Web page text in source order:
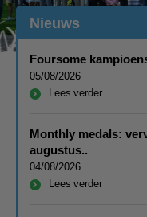
Nieuws
Foursome
05/08/2026
Lees verder
Monthly medals:
augustus..
04/08/2026
Lees verder